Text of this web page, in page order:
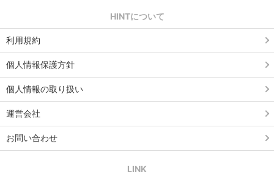
HINTについて
利用規約
個人情報保護方針
個人情報の取り扱い
運営会社
お問い合わせ
LINK